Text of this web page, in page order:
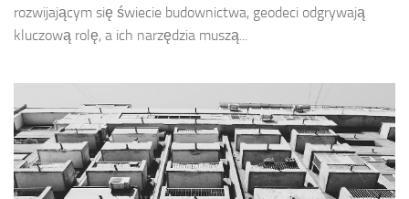
rozwijającym się świecie budownictwa, geodeci odgrywają
kluczową rolę, a ich narzędzia muszą...